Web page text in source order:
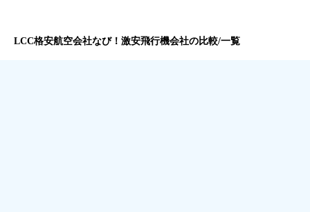
LCC格安航空会社なび！激安飛行機会社の比較/一覧